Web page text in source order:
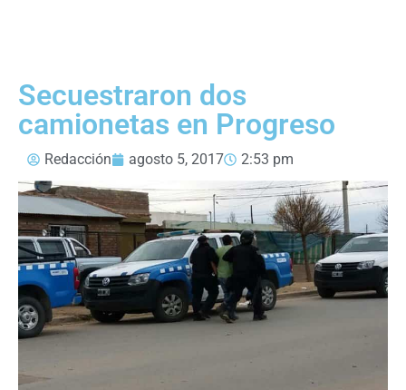
Secuestraron dos
camionetas en Progreso
Redacción agosto 5, 2017 2:53 pm